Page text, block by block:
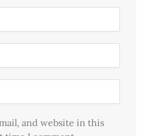
and website in this